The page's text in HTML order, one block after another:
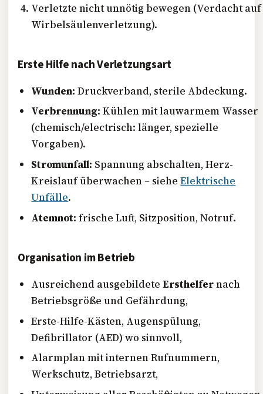
Verletzte nicht unnötig bewegen (Verdacht auf
Wirbelsäulenverletzung).
Erste Hilfe nach Verletzungsart
Wunden: Druckverband, sterile Abdeckung.
Verbrennung: Kühlen mit lauwarmem Wasser
(chemisch/electrisch: länger, spezielle
Vorgaben).
Stromunfall: Spannung abschalten, Herz-
Kreislauf überwachen – sieheElektrische
Unfälle.
Atemnot: frische Luft, Sitzposition, Notruf.
Organisation im Betrieb
Ausreichend ausgebildeteErsthelfernach
Betriebsgröße und Gefährdung,
Erste-Hilfe-Kästen, Augenspülung,
Defibrillator (AED) wo sinnvoll,
Alarmplan mit internen Rufnummern,
Werkschutz, Betriebsarzt,